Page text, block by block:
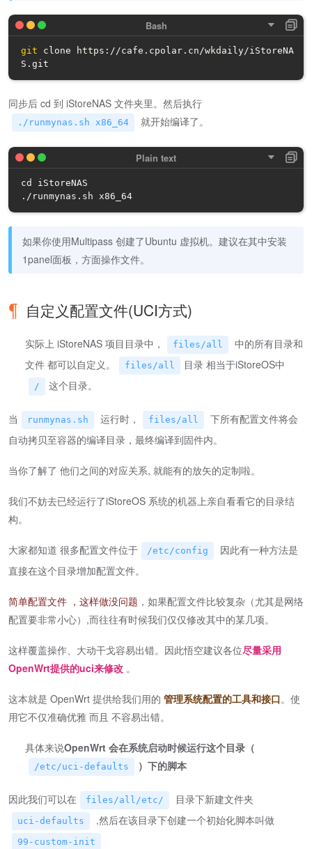
git clone https://cafe.cpolar.cn/wkdaily/iStoreNA
S.git
同步后 cd 到 iStoreNAS 文件夹里。然后执行
./runmynas.sh x86_64 就开始编译了。
cd iStoreNAS
./runmynas.sh x86_64
如果你使用Multipass 创建了Ubuntu 虚拟机。建议在其中安装
1panel面板，方面操作文件。
自定义配置文件(UCI方式)
实际上 iStoreNAS 项目目录中， files/all
中的所有目录和
文件 都可以自定义。
files/all 目录 相当于iStoreOS中
/ 这个目录。
当 runmynas.sh 运行时， files/all
下所有配置文件将会
自动拷贝至容器的编译目录，最终编译到固件内。
当你了解了 他们之间的对应关系, 就能有的放矢的定制啦。
我们不妨去已经运行了iStoreOS 系统的机器上亲自看看它的目录结
构。
大家都知道 很多配置文件位于 /etc/config
因此有一种方法是
直接在这个目录增加配置文件。
简单配置文件 ，这样做没问题 ，如果配置文件比较复杂（尤其是网络
配置要非常小心）,而往往有时候我们仅仅修改其中的某几项。
这样覆盖操作、大动干戈容易出错。因此悟空建议各位尽量采用
OpenWrt提供的uci来修改 。
这本就是 OpenWrt 提供给我们用的 管理系统配置的工具和接口。使
用它不仅准确优雅 而且 不容易出错。
具体来说OpenWrt 会在系统启动时候运行这个目录（
/etc/uci-defaults ）下的脚本
因此我们可以在 files/all/etc/ 目录下新建文件夹
uci-defaults ,然后在该目录下创建一个初始化脚本叫做
99-custom-init